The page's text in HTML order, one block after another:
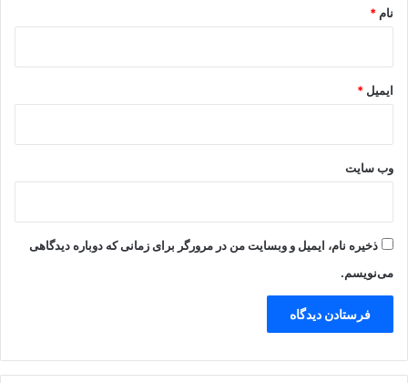
نام *
ایمیل *
وب‌ سایت
ذخیره نام، ایمیل و وبسایت من در مرورگر برای زمانی که دوباره دیدگاهی
می‌نویسم.